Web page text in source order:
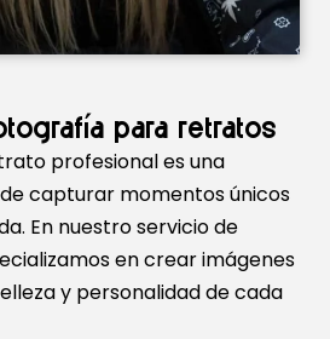
para retratos
profesional es una
capturar momentos únicos
En nuestro servicio de
en crear imágenes
y personalidad de cada